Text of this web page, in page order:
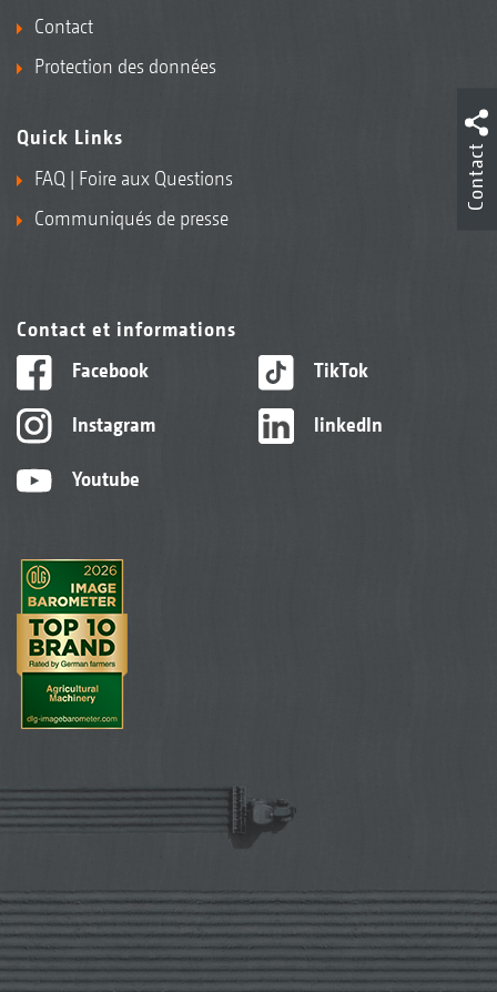
Contact
Protection des données
Quick Links
FAQ | Foire aux Questions
Communiqués de presse
Contact et informations
Facebook
Instagram
Youtube
TikTok
linkedIn
Contact